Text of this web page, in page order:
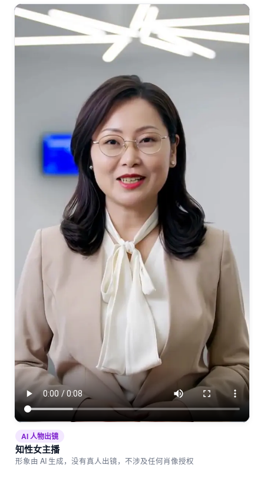
AI 人物出镜
知性女主播
形象由 AI 生成，没有真人出镜，不涉及任何肖像授权